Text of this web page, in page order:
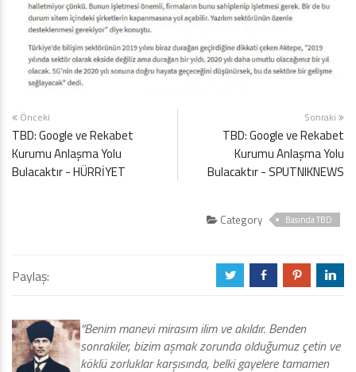
Önceki
TBD: Google ve Rekabet
Kurumu Anlaşma Yolu
Bulacaktır - HÜRRİYET
Sonraki
TBD: Google ve Rekabet
Kurumu Anlaşma Yolu
Bulacaktır - SPUTNIKNEWS
Category Basında TBD
Paylaş: a b d j
“Benim manevi mirasım ilim ve akıldır. Benden
sonrakiler, bizim aşmak zorunda olduğumuz çetin ve
köklü zorluklar karşısında, belki gayelere tamamen